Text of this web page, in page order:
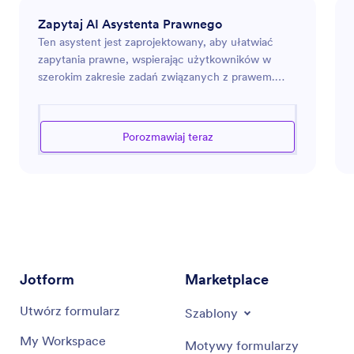
Zapytaj AI Asystenta Prawnego
Ten asystent jest zaprojektowany, aby ułatwiać
zapytania prawne, wspierając użytkowników w
szerokim zakresie zadań związanych z prawem.
umów, czy poruszaniu się po procedurach
prawnych, asystent ma na celu dostarczenie
dokładnie i z najwyższą starannością.
Porozmawiaj teraz
Jotform
Utwórz formularz
My Workspace
Marketplace
Szablony
Motywy formularzy